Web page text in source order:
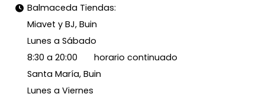
Balmaceda Tiendas:
Miavet y BJ, Buin
Lunes a Sábado
8:30 a 20:00 horario continuado
Santa María, Buin
Lunes a Viernes